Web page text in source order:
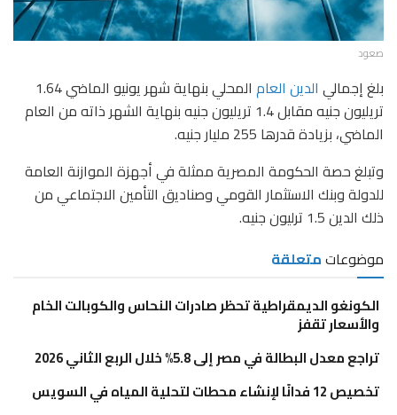
صعود
بلغ إجمالي الدين العام
المحلي بنهاية شهر يونيو الماضي 1.64
تريليون جنيه مقابل 1.4 تريليون جنيه بنهاية الشهر ذاته من العام
الماضي، بزيادة قدرها 255 مليار جنيه.
وتبلغ حصة الحكومة المصرية ممثلة في أجهزة الموازنة العامة
للدولة وبنك الاستثمار القومي وصناديق التأمين الاجتماعي من
ذلك الدين 1.5 ترليون جنيه.
موضوعاتمتعلقة
الكونغو الديمقراطية تحظر صادرات النحاس والكوبالت الخام
والأسعار تقفز
تراجع معدل البطالة في مصر إلى 5.8% خلال الربع الثاني 2026
تخصيص 12 فدانًا لإنشاء محطات لتحلية المياه في السويس